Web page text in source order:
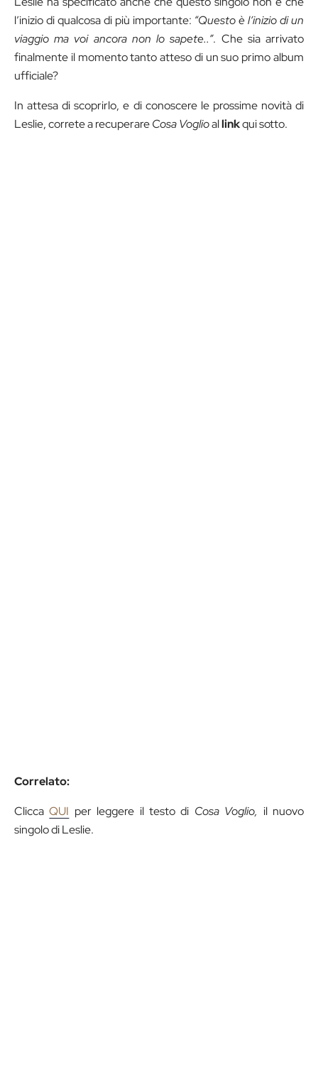
l’inizio di qualcosa di più importante: “Questo è l’inizio di un
viaggio ma voi ancora non lo sapete..”. Che sia arrivato
finalmente il momento tanto atteso di un suo primo album
ufficiale?
In attesa di scoprirlo, e di conoscere le prossime novità di
Leslie, correte a recuperareCosa Voglioallinkqui sotto.
Correlato:
CliccaQUI per leggere il testo di Cosa Voglio, il nuovo
singolo di Leslie.